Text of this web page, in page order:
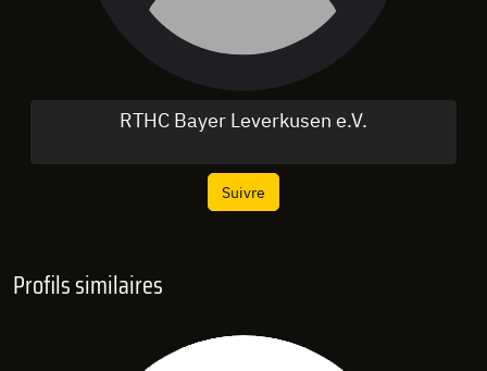
RTHC Bayer Leverkusen e.V.
Suivre
Profils similaires